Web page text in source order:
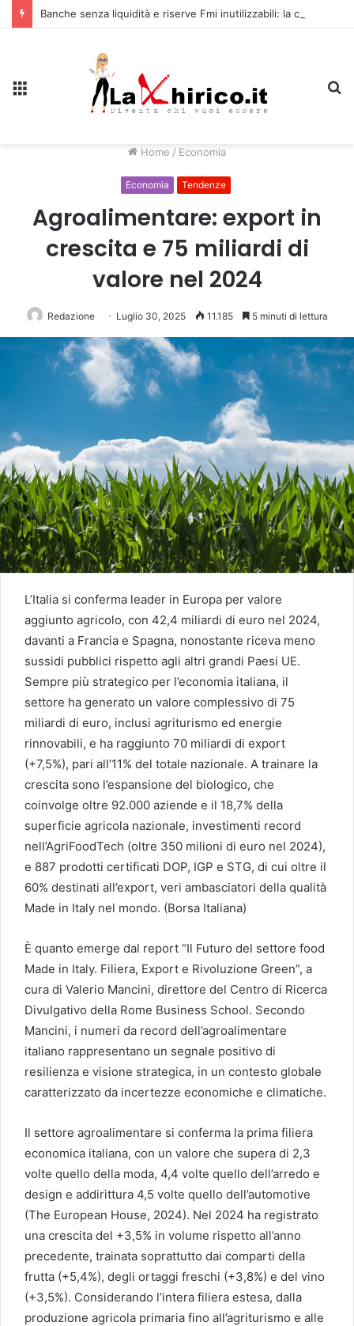
Home / Economia
Economia Tendenze
Agroalimentare: export in
crescita e 75 miliardi di
valore nel 2024
Redazione Luglio 30, 2025 11.185 5 minuti di lettura
L’Italia si conferma leader in Europa per valore
aggiunto agricolo, con 42,4 miliardi di euro nel 2024,
davanti a Francia e Spagna, nonostante riceva meno
sussidi pubblici rispetto agli altri grandi Paesi UE.
Sempre più strategico per l’economia italiana, il
settore ha generato un valore complessivo di 75
miliardi di euro, inclusi agriturismo ed energie
rinnovabili, e ha raggiunto 70 miliardi di export
(+7,5%), pari all’11% del totale nazionale. A trainare la
crescita sono l’espansione del biologico, che
coinvolge oltre 92.000 aziende e il 18,7% della
superficie agricola nazionale, investimenti record
nell’AgriFoodTech (oltre 350 milioni di euro nel 2024),
e 887 prodotti certificati DOP, IGP e STG, di cui oltre il
60% destinati all’export, veri ambasciatori della qualità
Made in Italy nel mondo. (Borsa Italiana)
È quanto emerge dal report “Il Futuro del settore food
Made in Italy. Filiera, Export e Rivoluzione Green”, a
cura di Valerio Mancini, direttore del Centro di Ricerca
Divulgativo della Rome Business School. Secondo
Mancini, i numeri da record dell’agroalimentare
italiano rappresentano un segnale positivo di
resilienza e visione strategica, in un contesto globale
caratterizzato da incertezze economiche e climatiche.
Il settore agroalimentare si conferma la prima filiera
economica italiana, con un valore che supera di 2,3
volte quello della moda, 4,4 volte quello dell’arredo e
design e addirittura 4,5 volte quello dell’automotive
(The European House, 2024). Nel 2024 ha registrato
una crescita del +3,5% in volume rispetto all’anno
precedente, trainata soprattutto dai comparti della
frutta (+5,4%), degli ortaggi freschi (+3,8%) e del vino
(+3,5%). Considerando l’intera filiera estesa, dalla
produzione agricola primaria fino all’agriturismo e alle